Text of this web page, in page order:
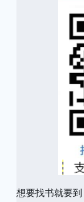
想要找书就要到